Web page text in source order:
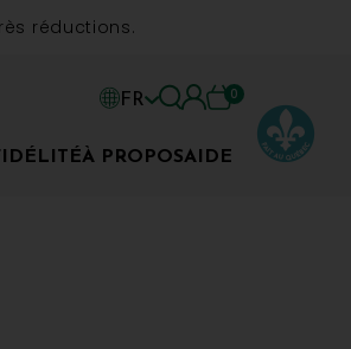
réductions.
FR
FR
0
À PROPOSAIDE